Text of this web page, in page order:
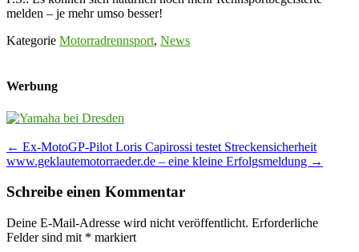
melden – je mehr umso besser!
Kategorie Motorradrennsport, News
Werbung
Post
navigation
← Ex-MotoGP-Pilot Loris Capirossi testet Streckensicherheit
www.geklautemotorraeder.de – eine kleine Erfolgsmeldung →
Schreibe einen Kommentar
Deine E-Mail-Adresse wird nicht veröffentlicht. Erforderliche
Felder sind mit * markiert